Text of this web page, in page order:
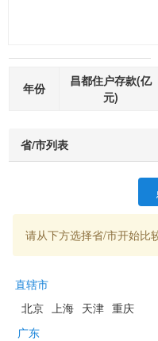
年份
昌都住户存款(亿
元)
省/市列表
请从下方选择省/市开始比
直辖市
北京 上海 天津 重庆
广东